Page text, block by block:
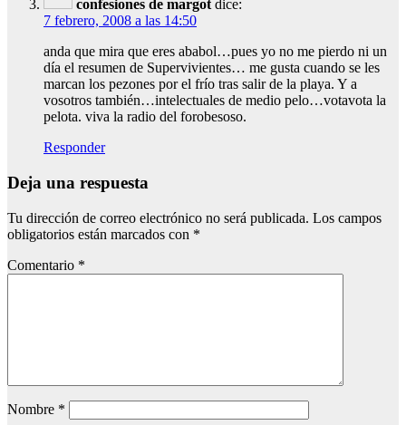
confesiones de margot dice:
7 febrero, 2008 a las 14:50
anda que mira que eres ababol…pues yo no me pierdo ni un
día el resumen de Supervivientes… me gusta cuando se les
marcan los pezones por el frío tras salir de la playa. Y a
vosotros también…intelectuales de medio pelo…votavota la
pelota. viva la radio del forobesoso.
Responder
Deja una respuesta
Tu dirección de correo electrónico no será publicada. Los campos
obligatorios están marcados con *
Comentario *
Nombre *